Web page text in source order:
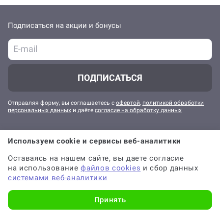
Подписаться на акции и бонусы
ПОДПИСАТЬСЯ
Отправляя форму, вы соглашаетесь с офертой, политикой обработки
персональных данных и даёте согласие на обработку данных
О Work5
Клиентам
Используем cookie и сервисы веб-аналитики
Оставаясь на нашем сайте, вы даете согласие
на использованиефайлов cookies и сбор данных
системами веб-аналитики
Принять